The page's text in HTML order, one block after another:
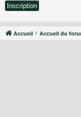
Inscription
Accueil Accueil du